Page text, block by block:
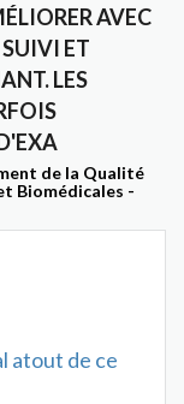
AVEC
ET
LES
de la Qualité
Biomédicales -
atout de ce